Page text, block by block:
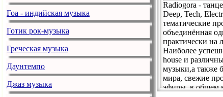
Гоа - индийская музыка
Готик рок-музыка
Греческая музыка
Даунтемпо
Джаз музыка
Radiogora -
Deep, Tech,
тематические
объединённая
практически на
Наиболее
house и
музыки,а также
мира, свежие
эфиры, в общем